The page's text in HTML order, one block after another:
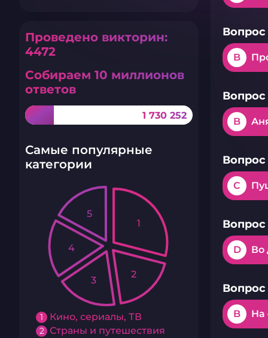
Проведено викторин:
4472
Собираем 10 миллионов
ответов
1 730 252
Самые популярные
категории
1 Кино, сериалы, ТВ
2 Страны и путешествия
1
2
3
4
5
Вопрос
B
Вопрос
B
Вопрос
C
Вопрос
D Во
Вопрос
B На